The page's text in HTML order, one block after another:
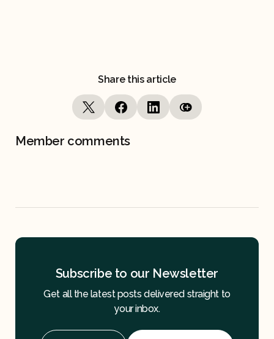
Share this article
Member comments
Subscribe to our Newsletter
Get all the latest posts delivered straight to
your inbox.